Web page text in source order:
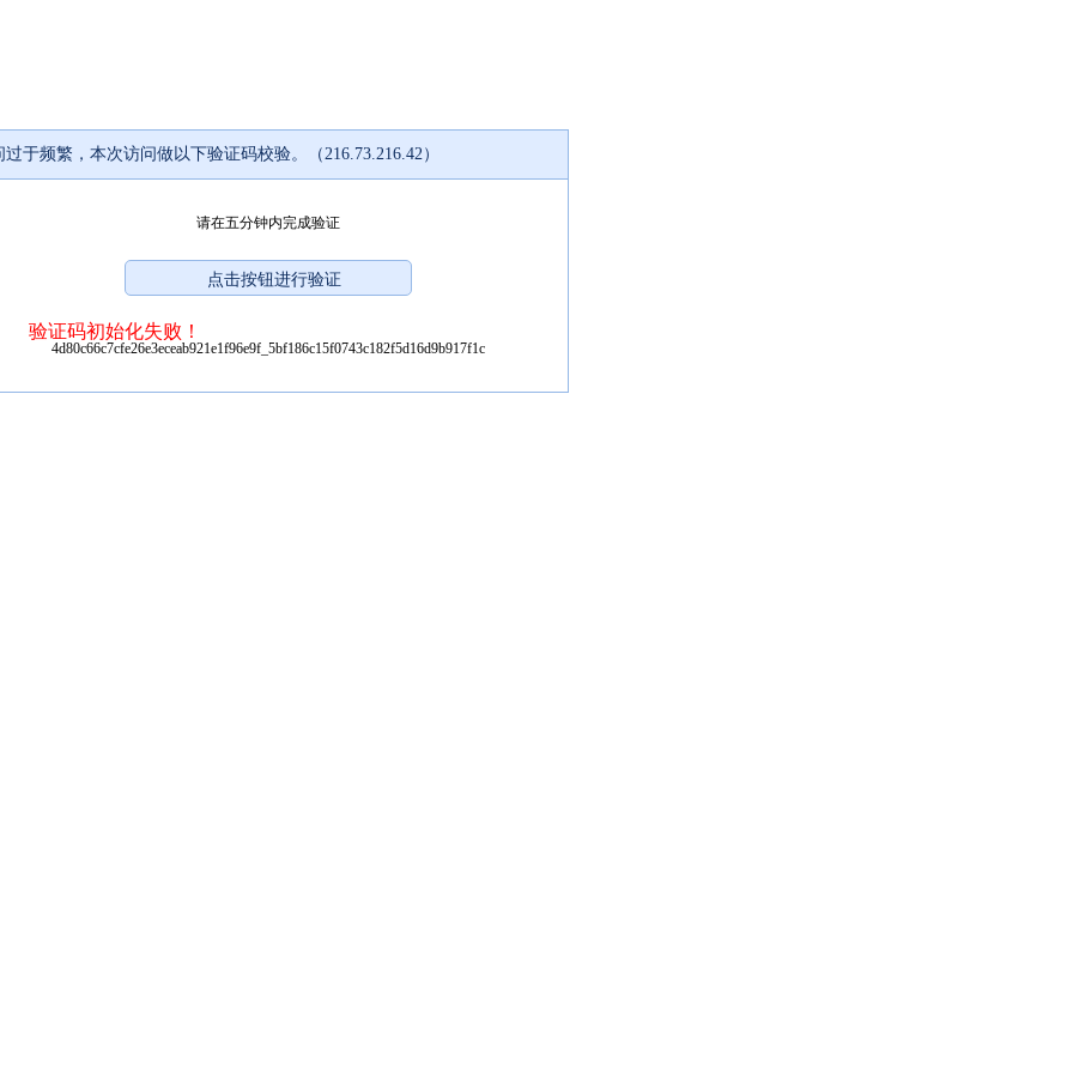
过于频繁，本次访问做以下验证码校验。（216.73.216.42）
请在五分钟内完成验证
验证码初始化失败！
4d80c66c7cfe26e3eceab921e1f96e9f_5bf186c15f0743c182f5d16d9b917f1c